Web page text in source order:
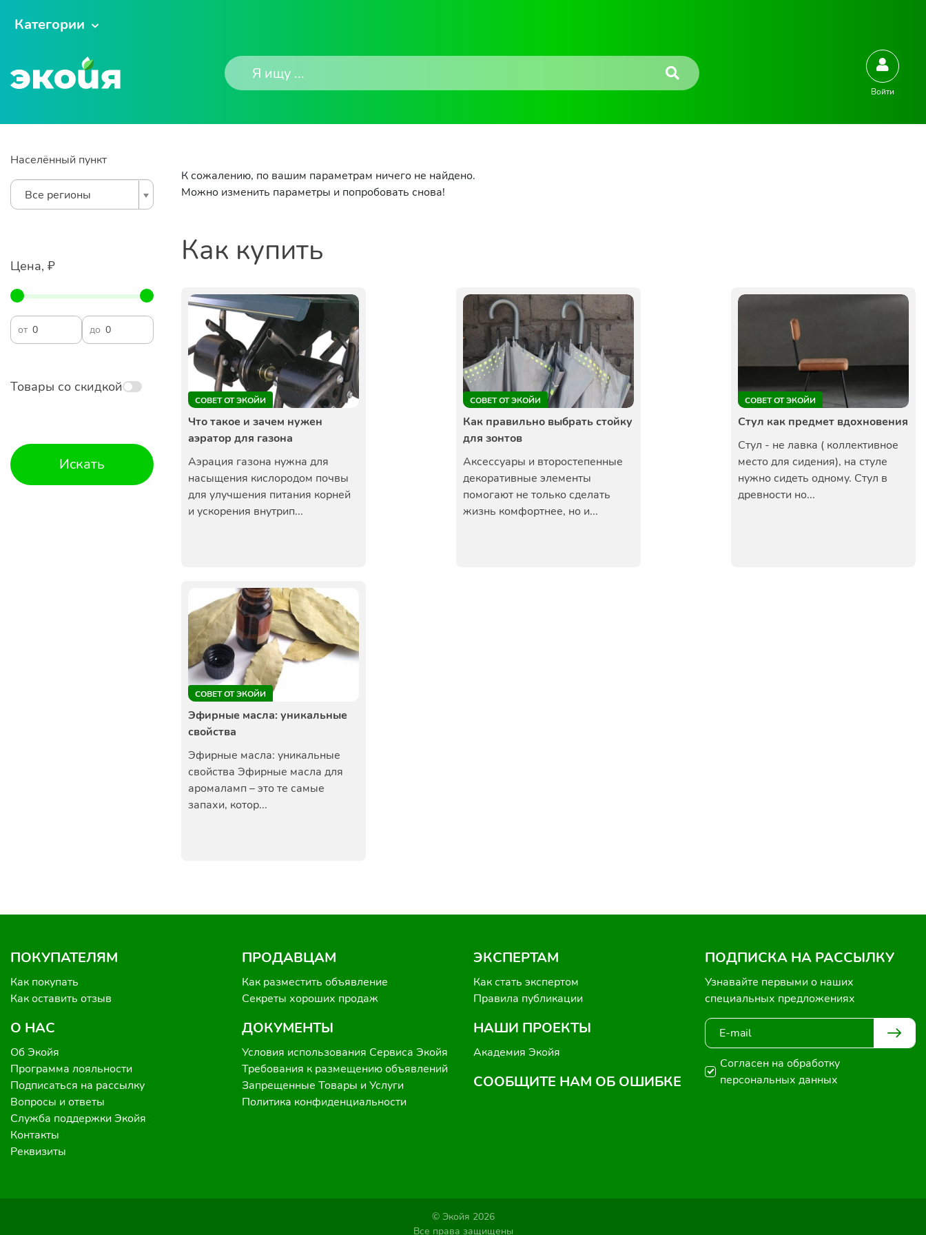
Категории
Войти
Населённый пункт
Все регионы
Цена, ₽
от до
Товары со скидкой
Искать
К сожалению, по вашим параметрам ничего не найдено.
Можно изменить параметры и попробовать снова!
Как купить
СОВЕТ ОТ ЭКОЙИ
Что такое и зачем нужен
аэратор для газона
Аэрация газона нужна для
насыщения кислородом почвы
для улучшения питания корней
и ускорения внутрип...
СОВЕТ ОТ ЭКОЙИ
Как правильно выбрать стойку
для зонтов
Аксессуары и второстепенные
декоративные элементы
помогают не только сделать
жизнь комфортнее, но и...
СОВЕТ ОТ ЭКОЙИ
Стул как предмет вдохновения
Стул - не лавка ( коллективное
место для сидения), на стуле
нужно сидеть одному. Стул в
древности но...
СОВЕТ ОТ ЭКОЙИ
Эфирные масла: уникальные
свойства
Эфирные масла: уникальные
свойства Эфирные масла для
аромаламп – это те самые
запахи, котор...
ПОКУПАТЕЛЯМ
Как покупать
Как оставить отзыв
О НАС
Об Экойя
Программа лояльности
Подписаться на рассылку
Вопросы и ответы
Служба поддержки Экойя
Контакты
Реквизиты
ПРОДАВЦАМ
Как разместить объявление
Секреты хороших продаж
ДОКУМЕНТЫ
Условия использования Сервиса Экойя
Требования к размещению объявлений
Запрещенные Товары и Услуги
Политика конфиденциальности
ЭКСПЕРТАМ
Как стать экспертом
Правила публикации
НАШИ ПРОЕКТЫ
Академия Экойя
СООБЩИТЕ НАМ ОБ ОШИБКЕ
ПОДПИСКА НА РАССЫЛКУ
Узнавайте первыми о наших
специальных предложениях
Согласен на обработку
персональных данных
© Экойя 2026
Все права защищены